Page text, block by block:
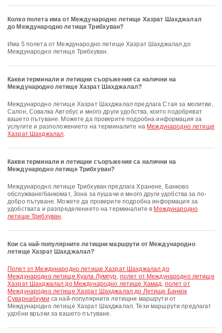
Колко полета има от Международно летище Хазрат Шахджалал
до Международно летище Трибхуван?
Има 5 полета от Международно летище Хазрат Шахджалал до
Международно летище Трибхуван.
Какви терминали и летищни съоръжения са налични на
Международно летище Хазрат Шахджалал?
Международно летище Хазрат Шахджалал предлага Стая за молитви,
Салон, Совалка Автобус и много други удобства, които подобряват
вашето пътуване. Можете да проверите подробна информация за
услугите и разположението на терминалите на Международно летище
Хазрат Шахджалал.
Какви терминали и летищни съоръжения са налични на
Международно летище Трибхуван?
Международно летище Трибхуван предлага Хранене, Банково
обслужване/банкомат, Зона за пушачи и много други удобства за по-
добро пътуване. Можете да проверите подробна информация за
удобствата и разпределението на терминалите в Международно
летище Трибхуван.
Кои са най-популярните летищни маршрути от Международно
летище Хазрат Шахджалал?
полет от Международно летище Хазрат Шахджалал до
Международно летище Куала Лумпур, полет от Международно летище
Хазрат Шахджалал до Международно летище Хамад, полет от
Международно летище Хазрат Шахджалал до Летище Банкок
Суварнабхуми са най-популярните летищни маршрути от
Международно летище Хазрат Шахджалал. Тези маршрути предлагат
удобни връзки за вашето пътуване.